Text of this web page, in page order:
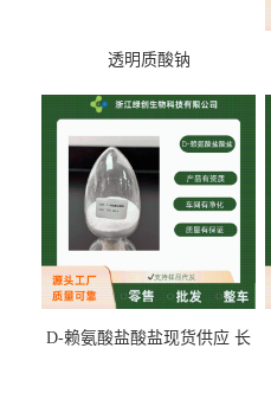
透明质酸钠
D-赖氨酸盐酸盐现货供应 长